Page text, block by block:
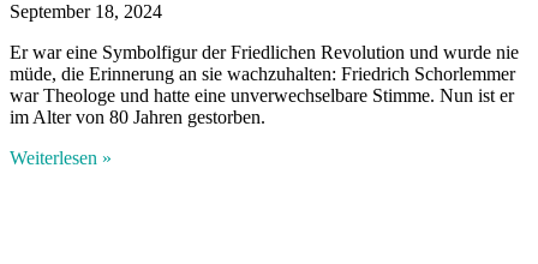
September 18, 2024
Er war eine Symbolfigur der Friedlichen Revolution und wurde nie
müde, die Erinnerung an sie wachzuhalten: Friedrich Schorlemmer
war Theologe und hatte eine unverwechselbare Stimme. Nun ist er
im Alter von 80 Jahren gestorben.
Weiterlesen »